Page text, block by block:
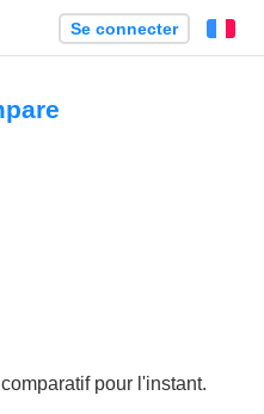
Se connecter
pour l'instant.